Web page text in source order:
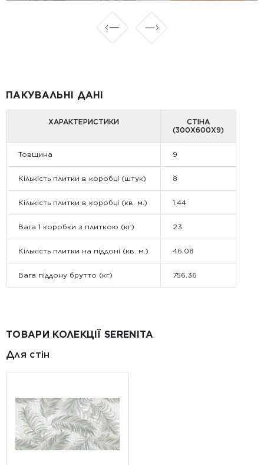
ПАКУВАЛЬНІ ДАНІ
ХАРАКТЕРИСТИКИ
СТІНА
(300Х600Х9)
Товщина 9
Кількість плитки в коробці (штук) 8
Кількість плитки в коробці (кв. м.) 1.44
Вага 1 коробки з плиткою (кг) 23
Кількість плитки на піддоні (кв. м.) 46.08
Вага піддону брутто (кг) 756.36
ТОВАРИ КОЛЕКЦІЇ SERENITA
Для стін